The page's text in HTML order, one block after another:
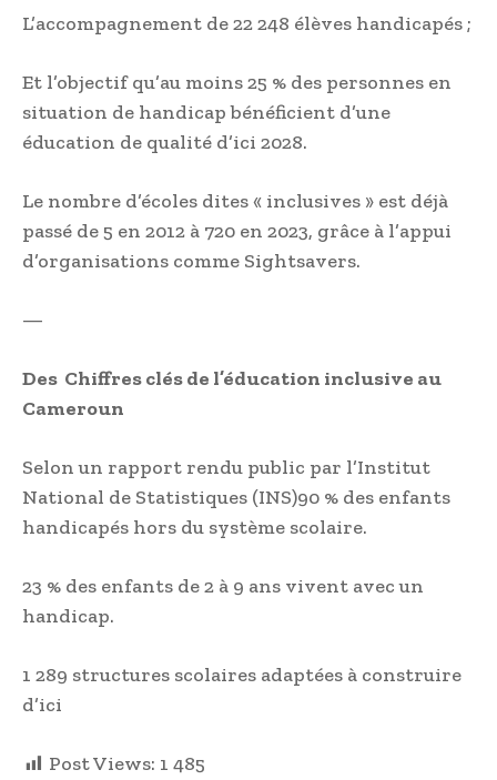
L’accompagnement de 22 248 élèves handicapés ;
Et l’objectif qu’au moins 25 % des personnes en
situation de handicap bénéficient d’une
éducation de qualité d’ici 2028.
Le nombre d’écoles dites « inclusives » est déjà
passé de 5 en 2012 à 720 en 2023, grâce à l’appui
d’organisations comme Sightsavers.
—
Des Chiffres clés de l’éducation inclusive au
Cameroun
Selon un rapport rendu public par l’Institut
National de Statistiques (INS)90 % des enfants
handicapés hors du système scolaire.
23 % des enfants de 2 à 9 ans vivent avec un
handicap.
1 289 structures scolaires adaptées à construire
d’ici
Post Views: 1 485